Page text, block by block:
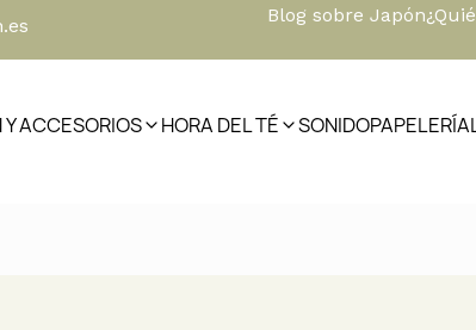
Blog sobre Japón
ACCESORIOS HORA DEL TÉ SONIDOPAPELERÍA